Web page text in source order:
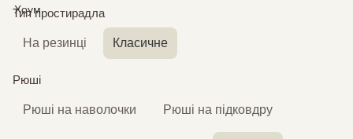
Тип простирадла
На резинці Класичне
Рюші
Рюші на наволочки Рюші на підковдру